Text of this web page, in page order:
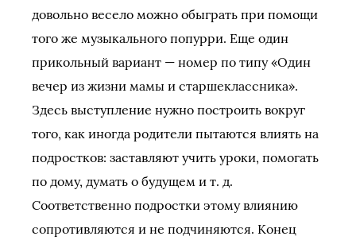
довольно весело можно обыграть при помощи
того же музыкального попурри. Еще один
прикольный вариант — номер по типу «Один
вечер из жизни мамы и старшеклассника».
Здесь выступление нужно построить вокруг
того, как иногда родители пытаются влиять на
подростков: заставляют учить уроки, помогать
по дому, думать о будущем и т. д.
Соответственно подростки этому влиянию
сопротивляются и не подчиняются. Конец